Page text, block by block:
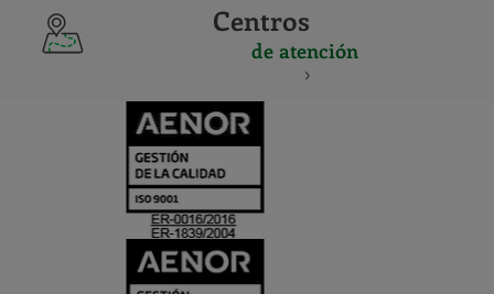
Centros
de atención